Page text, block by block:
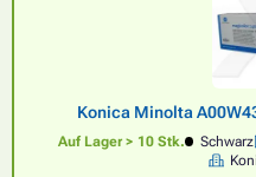
Konica Minolta
Auf Lager > 10 Stk. Schwarz